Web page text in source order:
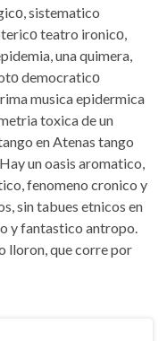
sistematico
teatro ironicο,
una quimera,
democraticο
musica epidermica
toxica de un
en Atenas tango
un oasis aromatico,
fenomeno cronico y
sin tabues etnicos en
y fantastico antropo.
lloron, que corre por